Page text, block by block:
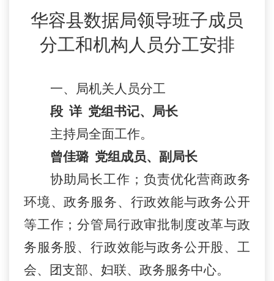
华容县数据局领导班子成员
分工和机构 人 员分工安排
一、 局机关人员分工
段 详 党组书记、局长
主持局全面工作。
曾佳璐 党组成员、副局长
协助局长工作；负责优化营商政务
环境、政务服务、行政效能与政务公开
等工作；分管局行政审批制度改革与政
务服务股、行政效能与政务公开股、工
会、团支部、妇联、政务服务中心。